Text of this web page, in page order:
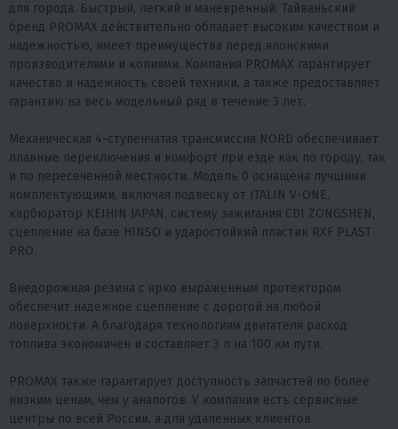
для города. Быстрый, легкий и маневренный. Тайваньский
бренд PROMAX действительно обладает высоким качеством и
надежностью, имеет преимущества перед японскими
производителями и копиями. Компания PROMAX гарантирует
качество и надежность своей техники, а также предоставляет
гарантию на весь модельный ряд в течение 3 лет.
Механическая 4-ступенчатая трансмиссия NORD обеспечивает
плавные переключения и комфорт при езде как по городу, так
и по пересеченной местности. Модель 0 оснащена лучшими
комплектующими, включая подвеску от ITALIN V-ONE,
карбюратор KEIHIN JAPAN, систему зажигания CDI ZONGSHEN,
сцепление на базе HINSO и ударостойкий пластик RXF PLAST
PRO.
Внедорожная резина с ярко выраженным протектором
обеспечит надежное сцепление с дорогой на любой
поверхности. А благодаря технологиям двигателя расход
топлива экономичен и составляет 3 л на 100 км пути.
PROMAX также гарантирует доступность запчастей по более
низким ценам, чем у аналогов. У компании есть сервисные
центры по всей России, а для удаленных клиентов